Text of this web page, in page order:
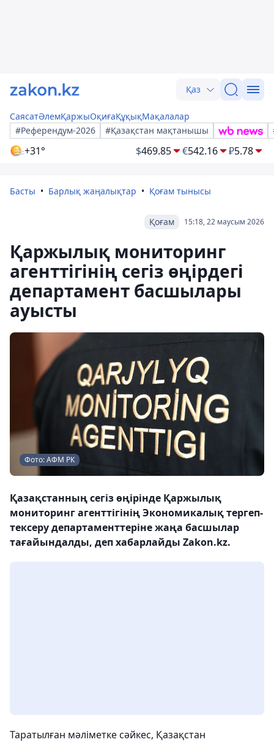
Қаз
СаясатӘлемҚаржыОқиғаҚұқықМақалалар
#Референдум-2026
#Қазақстан мақтанышы
+31° $469.85 €542.16 ₽5.78
Басты Барлық жаңалықтар Қоғам тынысы
15:18, 22 маусым 2026
Қоғам
Қаржылық мониторинг
агенттігінің сегіз өңірдегі
департамент басшылары
ауысты
Фото: АФМ РК
Қазақстанның сегіз өңірінде Қаржылық
мониторинг агенттігінің Экономикалық тергеп-
тексеру департаменттеріне жаңа басшылар
тағайындалды, деп хабарлайды Zakon.kz.
Таратылған мәліметке сәйкес, Қазақстан